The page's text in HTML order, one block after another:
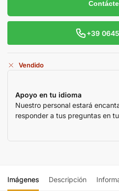
+39
Vendido
Apoyo en tu idioma
Nuestro personal estará
responder a tus preguntas en
Imágenes Descripción